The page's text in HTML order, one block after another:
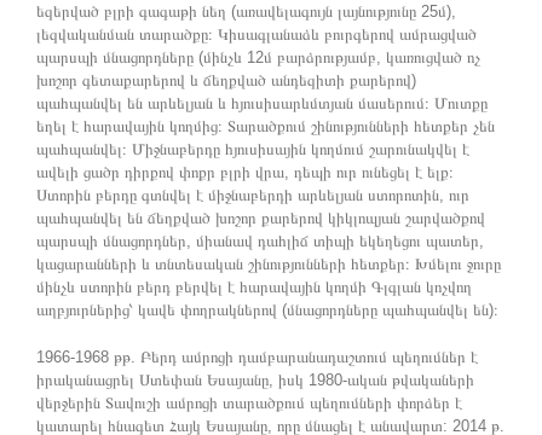
եզերված բլրի գագաթի նեղ (առավելագույն լայնությունը 25մ),
լեզվականման տարածքը։ Կիսագլանաձև բուրգերով ամրացված
պարսպի մնացորդները (մինչև 12մ բարձրությամբ, կառուցված ոչ
խոշոր գետաքարերով և ճեղքված անդեզիտի քարերով)
պահպանվել են արևելյան և հյուսիսարևմտյան մասերում։ Մուտքը
եղել է հարավային կողմից։ Տարածքում շինությունների հետքեր չեն
պահպանվել։ Միջնաբերդը հյուսիսային կողմում շարունակվել է
ավելի ցածր դիրքով փոքր բլրի վրա, դեպի ուր ունեցել է ելք։
Ստորին բերդը գտնվել է միջնաբերդի արևելյան ստորոտին, ուր
պահպանվել են ճեղքված խոշոր քարերով կիկլոպյան շարվածքով
պարսպի մնացորդներ, միանավ դահլիճ տիպի եկեղեցու պատեր,
կացարանների և տնտեսական շինությունների հետքեր։ Խմելու ջուրը
մինչև ստորին բերդ բերվել է հարավային կողմի Գլգլան կոչվող
աղբյուրներից՝ կավե փողրակներով (մնացորդները պահպանվել են)։
1966-1968 թթ. Բերդ ամրոցի դամբարանադաշտում պեղումներ է
իրականացրել Ստեփան Եսայանը, իսկ 1980-ական թվակաների
վերջերին Տավուշի ամրոցի տարածքում պեղումների փորձեր է
կատարել հնագետ Հայկ Եսայանը, որը մնացել է անավարտ: 2014 թ.